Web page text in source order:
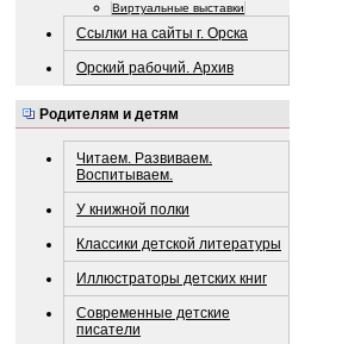
Виртуальные выставки
Ссылки на сайты г. Орска
Орский рабочий. Архив
Родителям и детям
Читаем. Развиваем.
Воспитываем.
У книжной полки
Классики детской литературы
Иллюстраторы детских книг
Современные детские
писатели